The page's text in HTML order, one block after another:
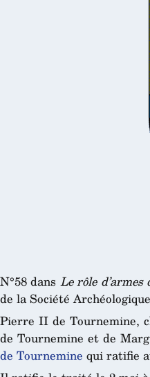
N°58 dans Le rôle
de la Société
Pierre II de Tournemine,
de Tournemine et de
de Tournemine qui ratifie